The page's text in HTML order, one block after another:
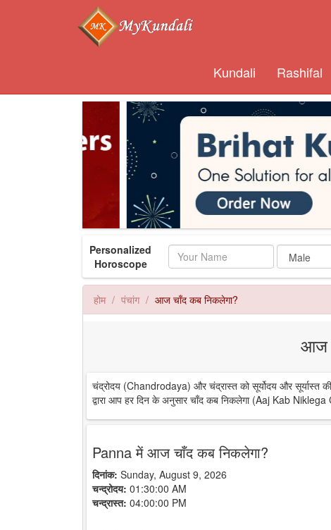
Kundali Rashifal
Personalized
Horoscope
Name
होम पंचांग आज चाँद कब निकलेगा?
आज
चंद्रोदय (Chandrodaya) और चंद्रास्त को सूर्योदय और सूर्यास्त
द्वारा आप हर दिन के अनुसार चाँद कब निकलेगा (Aaj Kab
Panna में आज चाँद कब निकलेगा?
दिनांक: Sunday, August 9, 2026
चन्द्रोदय: 01:30:00 AM
चन्द्रास्त: 04:00:00 PM